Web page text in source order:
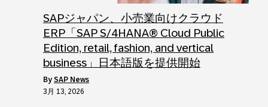
SAPジャパン、小売業向けクラウド
ERP「SAP S/4HANA® Cloud Public
Edition, retail, fashion, and vertical
business」日本語版を提供開始
by SAP News
3月 13, 2026